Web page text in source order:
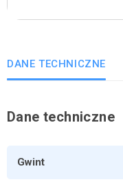
DANE TECHNICZNE
Dane techniczne
Gwint